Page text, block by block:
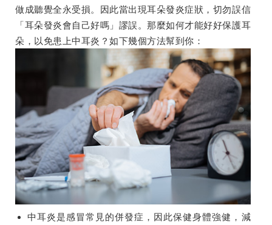
做成聽覺全永受損。因此當出現耳朵發炎症狀，切勿誤信
「耳朵發炎會自己好嗎」謬誤。那麼如何才能好好保護耳
朵，以免患上中耳炎？如下幾個方法幫到你：
中耳炎是感冒常見的併發症，因此保健身體強健，減